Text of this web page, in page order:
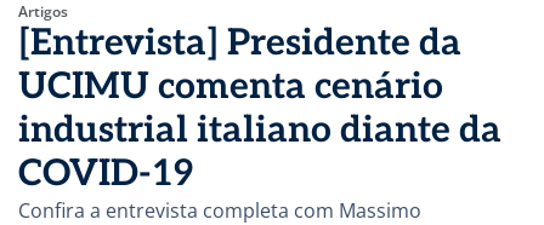
Artigos
[Entrevista] Presidente da
UCIMU comenta cenário
industrial italiano diante da
COVID-19
Confira a entrevista completa com Massimo